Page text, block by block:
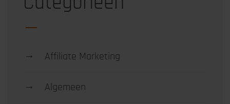
→ Affiliate Marketing
→ Algemeen